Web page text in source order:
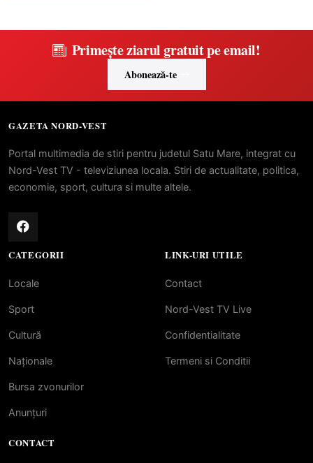
Primește ziarul gratuit pe email!
Abonează-te
GAZETA NORD-VEST
Portal multimedia de stiri pentru judetul Satu Mare, integrat cu
Nord-Vest TV - televiziunea locala. Stiri de actualitate, politica,
economie, sport, cultura si multe altele.
CATEGORII
Locale
Sport
Cultură
Naționale
Bursa zvonurilor
Anunțuri
LINK-URI UTILE
Contact
Nord-Vest TV Live
Confidentialitate
Termeni si Conditii
CONTACT